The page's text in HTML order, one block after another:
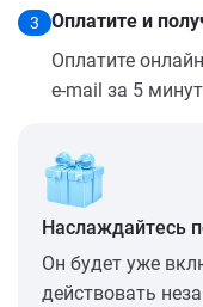
3
Оплатите и
Оплатите
e-mail за 5
Наслаждайтесь
Он будет уже
действовать